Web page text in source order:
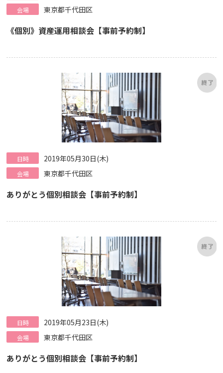
会場 東京都千代田区
《個別》資産運用相談会【事前予約制】
日時 2019年05月30日(木)
会場 東京都千代田区
ありがとう個別相談会【事前予約制】
日時 2019年05月23日(木)
会場 東京都千代田区
ありがとう個別相談会【事前予約制】